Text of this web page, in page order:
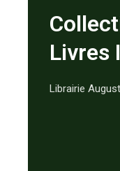
Livres
Librairie